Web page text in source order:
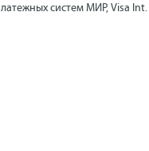
систем МИР, Visa